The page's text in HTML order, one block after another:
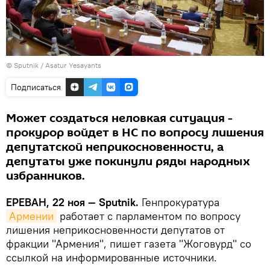
© Sputnik / Asatur Yesayants
Подписаться
Может создаться неловкая ситуация -
прокурор войдет в НС по вопросу лишения
депутатской неприкосновенности, а
депутаты уже покинули ряды народных
избранников.
ЕРЕВАН, 22 ноя — Sputnik. Генпрокуратура
Армении работает с парламентом по вопросу
лишения неприкосновенности депутатов от
фракции "Армения", пишет газета "Жоговурд" со
ссылкой на информированные источники.